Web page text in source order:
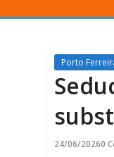
Menu
Porto
24/06/20260